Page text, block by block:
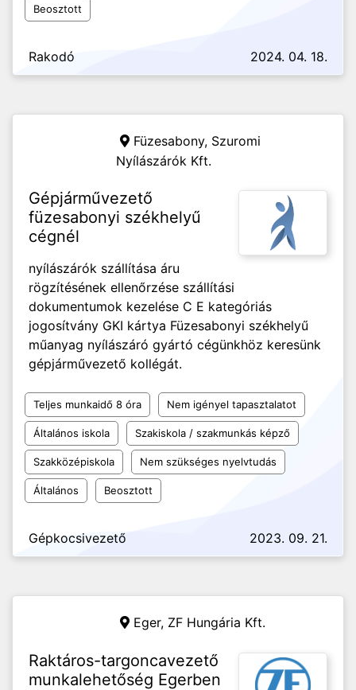
Beosztott
Rakodó 2024. 04. 18.
Füzesabony, Szuromi
Nyílászárók Kft.
Gépjárművezető
füzesabonyi székhelyű
cégnél
nyílászárók szállítása áru
rögzítésének ellenőrzése szállítási
dokumentumok kezelése C E kategóriás
jogosítvány GKI kártya Füzesabonyi székhelyű
műanyag nyílászáró gyártó cégünkhöz keresünk
gépjárművezető kollégát.
Teljes munkaidő 8 óra Nem igényel tapasztalatot
Általános iskola Szakiskola / szakmunkás képző
Szakközépiskola Nem szükséges nyelvtudás
Általános Beosztott
Gépkocsivezető 2023. 09. 21.
Eger, ZF Hungária Kft.
Raktáros-targoncavezető
munkalehetőség Egerben